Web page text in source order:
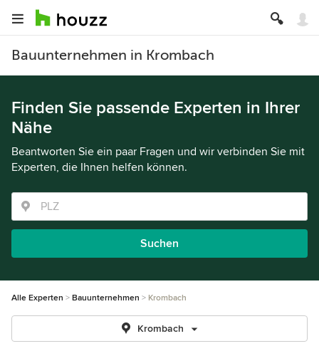
Bauunternehmen in Krombach
Finden Sie passende Experten in Ihrer
Nähe
Beantworten Sie ein paar Fragen und wir verbinden Sie mit
Experten, die Ihnen helfen können.
Suchen
Alle Experten Bauunternehmen Krombach
Krombach